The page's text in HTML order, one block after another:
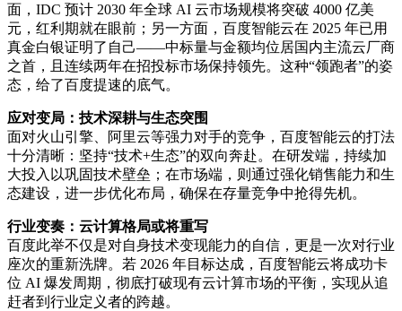
面，IDC 预计 2030 年全球 AI 云市场规模将突破 4000 亿美
元，红利期就在眼前；另一方面，百度智能云在 2025 年已用
真金白银证明了自己——中标量与金额均位居国内主流云厂商
之首，且连续两年在招投标市场保持领先。这种“领跑者”的姿
态，给了百度提速的底气。
应对变局：技术深耕与生态突围
面对火山引擎、阿里云等强力对手的竞争，百度智能云的打法
十分清晰：坚持“技术+生态”的双向奔赴。在研发端，持续加
大投入以巩固技术壁垒；在市场端，则通过强化销售能力和生
态建设，进一步优化布局，确保在存量竞争中抢得先机。
行业变奏：云计算格局或将重写
百度此举不仅是对自身技术变现能力的自信，更是一次对行业
座次的重新洗牌。若 2026 年目标达成，百度智能云将成功卡
位 AI 爆发周期，彻底打破现有云计算市场的平衡，实现从追
赶者到行业定义者的跨越。